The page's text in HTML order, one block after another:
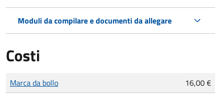
Moduli da compilare e documenti da allegare
Costi
Tipo di pagamento
Importo
Marca da bollo 16,00 €